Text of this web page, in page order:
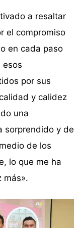
a resaltar
el compromiso
en cada paso
esos
por sus
y calidez
una
sorprendido y de
de los
lo que me ha
más».